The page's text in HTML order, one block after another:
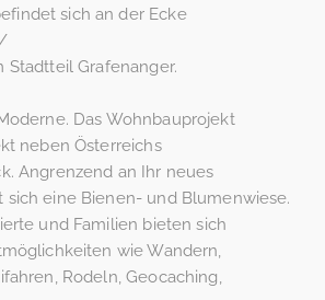
sich an der Ecke
Stadtteil Grafenanger.
Das Wohnbauprojekt
neben Österreichs
Angrenzend an Ihr neues
sich eine Bienen- und Blumenwiese.
und Familien bieten sich
wie Wandern,
Rodeln, Geocaching,